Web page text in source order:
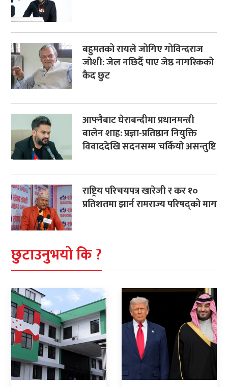
बहुमतको रायले जोगिए गोविन्दराज
जोशी: जेल नछिर्दै पाए जेष्ठ नागरिकको
कैद छुट
आफ्नैबाट घेराबन्दीमा प्रधानमन्त्री
बालेन शाह: प्रज्ञा-प्रतिष्ठान नियुक्ति
विवाददेखि सदनसम्म चर्कियो असन्तुष्टि
राष्ट्रिय परिचयपत्र खारेजी र कर १०
प्रतिशतमा झार्न रामराज्य परिषद्को माग
छुटाउनुभयो कि ?